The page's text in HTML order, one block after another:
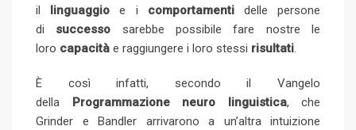
il
linguaggio e i comportamentidelle persone
di successo sarebbe possibile fare nostre le
loro capacità e raggiungere i loro stessi risultati.
È così infatti, secondo il Vangelo
della
Programmazione neuro linguistica, che
Grinder e Bandler arrivarono a un’altra intuizione